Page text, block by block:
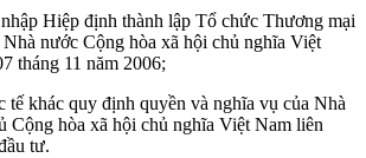
Hiệp định thành lập Tổ chức Thương mại
nước Cộng hòa xã hội chủ nghĩa Việt
tháng 11 năm 2006;
tế khác quy định quyền và nghĩa vụ của Nhà
Cộng hòa xã hội chủ nghĩa Việt Nam liên
tư.